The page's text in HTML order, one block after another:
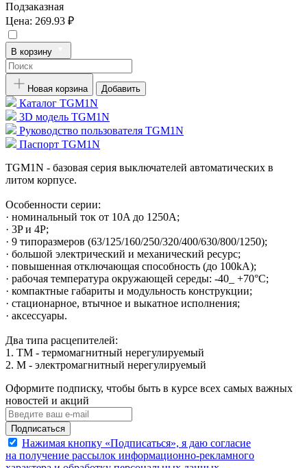
Подзаказная
Цена: 269.93 ₽
В корзину
Новая корзина Добавить
Каталог TGM1N
3D модель TGM1N
Руководство пользователя TGM1N
Паспорт TGM1N
TGM1N - базовая серия выключателей автоматических в
литом корпусе.
Особенности серии:
· номинальный ток от 10A до 1250A;
· 3P и 4P;
· 9 типоразмеров (63/125/160/250/320/400/630/800/1250);
· большой электрический и механический ресурс;
· повышенная отключающая способность (до 100kA);
· рабочая температура окружающей середы: -40_ +70°С;
· компактные габариты и модульность конструкции;
· стационарное, втычное и выкaтное исполнения;
· аксессуары.
Два типа расцепителей:
1. TM - термомагнитный нерегулируемый
2. М - электромагнитный нерегулируемый
Оформите подписку, чтобы быть в курсе всех самых важных
новостей и акций
Подписаться
Нажимая кнопку «Подписаться», я даю согласие
на получение рассылок информационно-рекламного